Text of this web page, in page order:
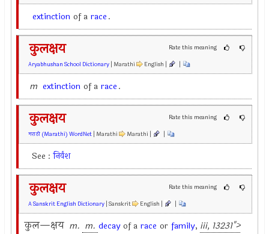
extinction of a race.
Rate this meaning
कुलक्षय
Aryabhushan School Dictionary | Marathi English | |
m extinction of a race.
Rate this meaning
कुलक्षय
मराठी (Marathi) WordNet | Marathi Marathi | |
See :निर्वंश
Rate this meaning
कुलक्षय
A Sanskrit English Dictionary | Sanskrit English | |
कुल—क्षय m. m. decay of a race or family, iii, 13231">